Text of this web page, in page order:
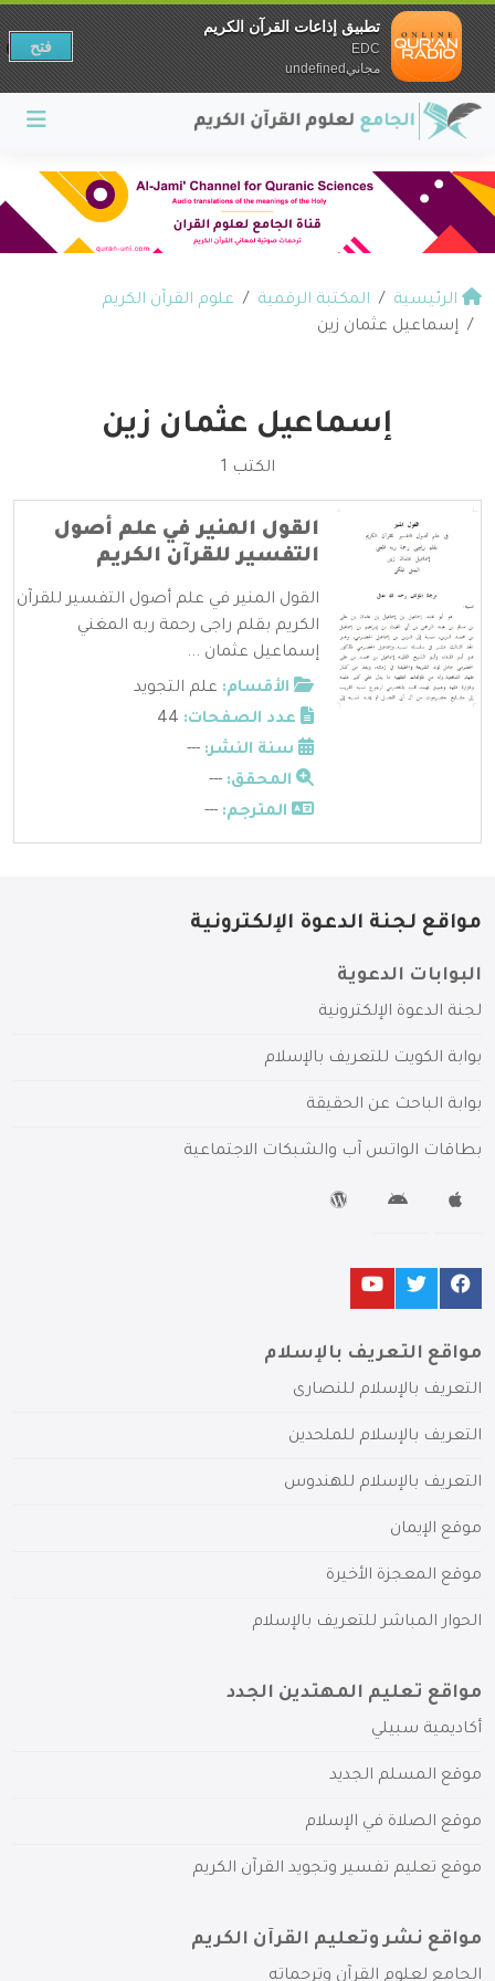
الرئيسية المكتبة الرقمية
علوم القرآن الكريم
إسماعيل عثمان زين
إسماعيل عثمان زين
الكتب 1
القول المنير في علم أصول
التفسير للقرآن الكريم
القول المنير في علم أصول التفسير للقرآن
الكريم بقلم راجى رحمة ربه المغني
إسماعيل عثمان ...
الأقسام: علم التجويد
عدد الصفحات:
سنة النشر: ---
المحقق: ---
المترجم: ---
مواقع لجنة الدعوة الإلكترونية
البوابات الدعوية
لجنة الدعوة الإلكترونية
بوابة الكويت للتعريف بالإسلام
بوابة الباحث عن الحقيقة
بطاقات الواتس آب والشبكات الاجتماعية
مواقع التعريف بالإسلام
التعريف بالإسلام للنصارى
التعريف بالإسلام للملحدين
التعريف بالإسلام للهندوس
موقع الإيمان
موقع المعجزة الأخيرة
الحوار المباشر للتعريف بالإسلام
مواقع تعليم المهتدين الجدد
أكاديمية سبيلي
موقع المسلم الجديد
موقع الصلاة في الإسلام
موقع تعليم تفسير وتجويد القرآن الكريم
مواقع نشر وتعليم القرآن الكريم
الجامع لعلوم القرآن وترجماته
تطبيق إذاعات القرآن الكريم
EDC
مجانيundefined
فتح